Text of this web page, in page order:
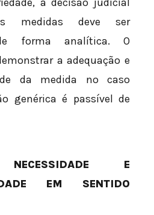
medidas deve ser
forma analítica. O
a adequação e
da medida no caso
genérica é passível de
NECESSIDADE E
EM SENTIDO